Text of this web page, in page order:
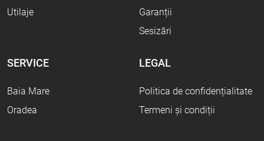
Utilaje
Garanții
Sesizări
SERVICE
Baia Mare
Oradea
LEGAL
Politica de confidențialitate
Termeni și condiții